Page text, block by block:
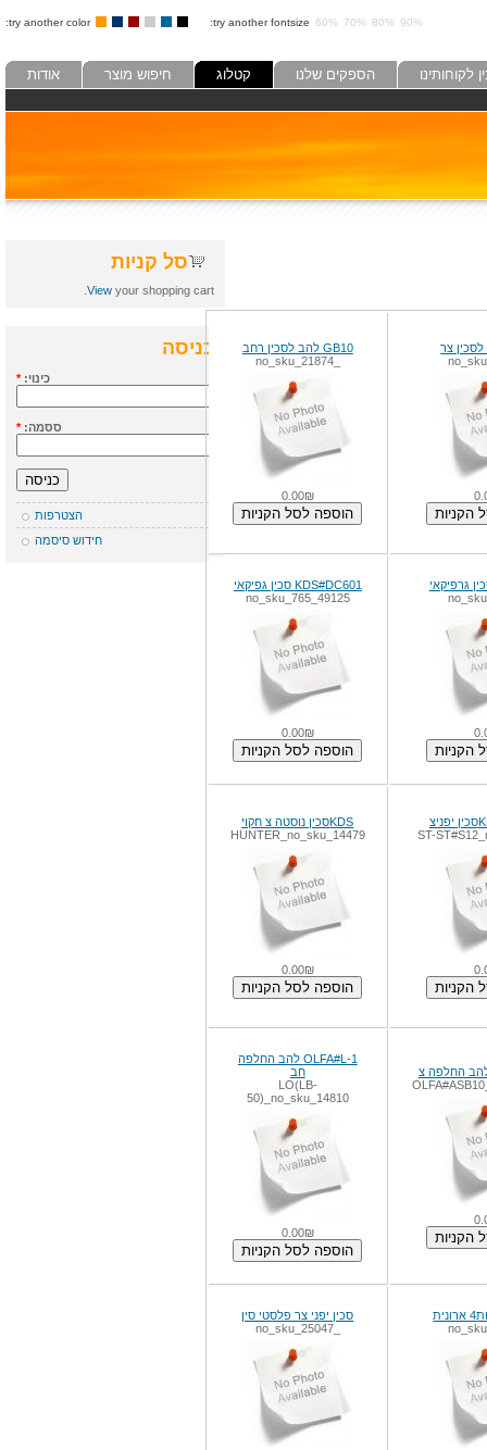
try another color: try another fontsize: 60% 70% 80% 90%
אודות חיפוש מוצר קטלוג הספקים שלנו
סל קניות
Viewyour shopping cart.
כניסה
כינוי:*
ססמה:*
הצטרפות
חידוש סיסמה
GB10 להב לסכין רחב
0.00₪
KDS#DC601 סכין גפיקאי
49125_no_sku_765
0.00₪
ST-
KDSסכין נוסטה צ חקוי
HUNTER_no_sku_14479
0.00₪
OLFA#L-1 להב החלפה
חב
LO(LB-
50)_no_sku_14810
0.00₪
סכין יפני צר פלסטי סין